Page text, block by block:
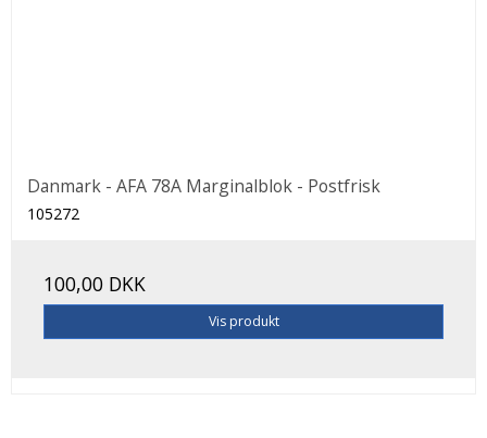
Danmark - AFA 78A Marginalblok - Postfrisk
105272
100,00 DKK
Vis produkt